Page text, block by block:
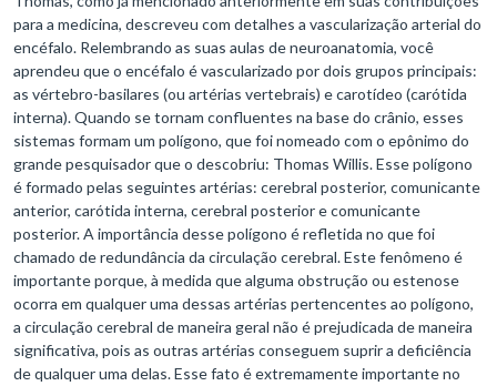
para a medicina, descreveu com detalhes a vascularização arterial do
encéfalo. Relembrando as suas aulas de neuroanatomia, você
aprendeu que o encéfalo é vascularizado por dois grupos principais:
as vértebro-basilares (ou artérias vertebrais) e carotídeo (carótida
interna). Quando se tornam confluentes na base do crânio, esses
sistemas formam um polígono, que foi nomeado com o epônimo do
grande pesquisador que o descobriu: Thomas Willis. Esse polígono
é formado pelas seguintes artérias: cerebral posterior, comunicante
anterior, carótida interna, cerebral posterior e comunicante
posterior. A importância desse polígono é refletida no que foi
chamado de redundância da circulação cerebral. Este fenômeno é
importante porque, à medida que alguma obstrução ou estenose
ocorra em qualquer uma dessas artérias pertencentes ao polígono,
a circulação cerebral de maneira geral não é prejudicada de maneira
significativa, pois as outras artérias conseguem suprir a deficiência
de qualquer uma delas. Esse fato é extremamente importante no